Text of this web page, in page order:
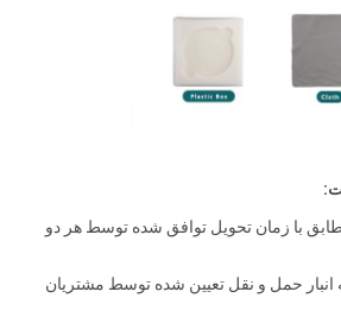
مطابق با زمان تحویل توافق شده توسط هر دو
به انبار حمل و نقل تعیین شده توسط مشتریان